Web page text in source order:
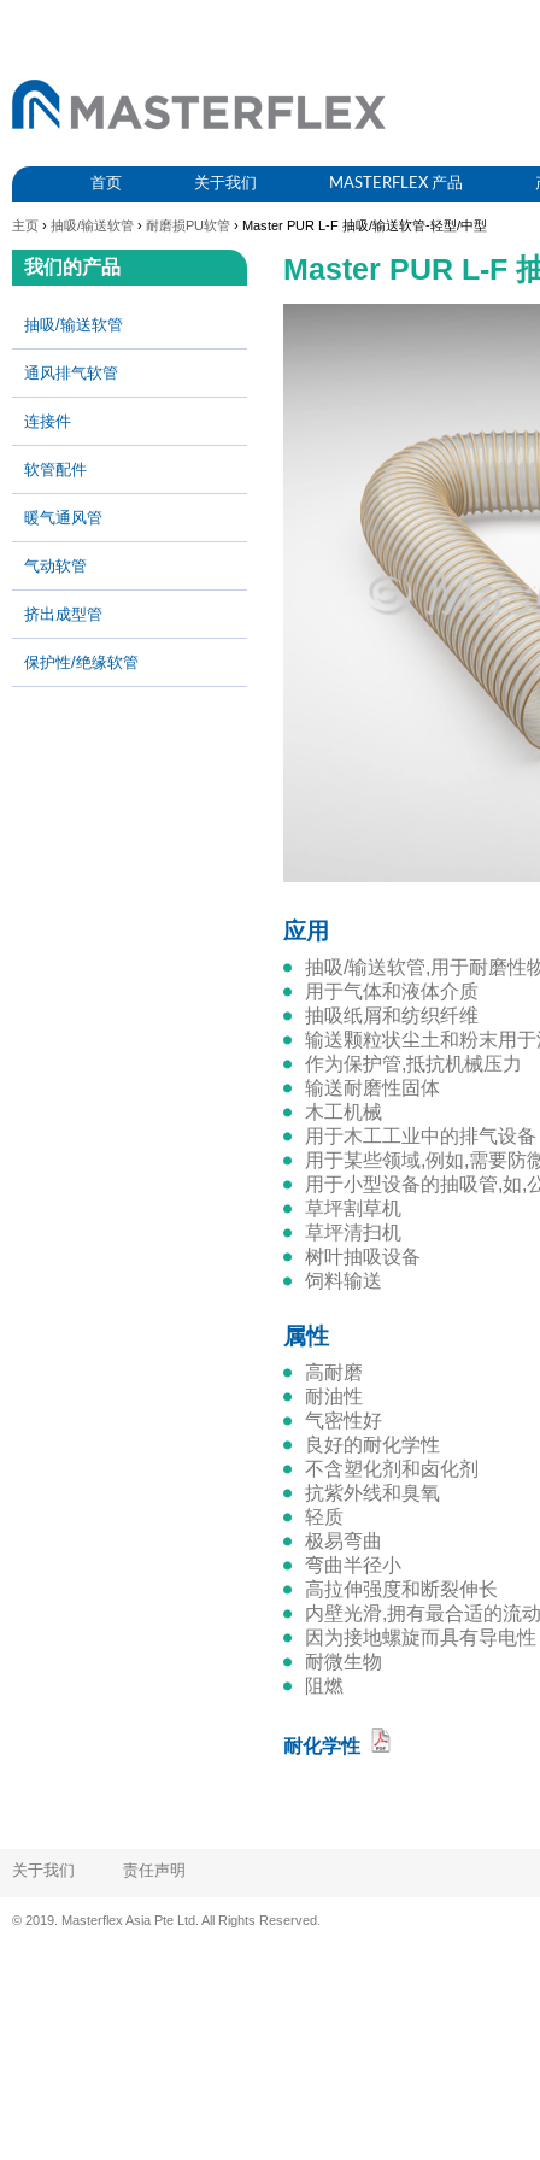
首页 关于我们 MASTERFLEX 产品
主页 › 抽吸/输送软管 › 耐磨损PU软管 › Master PUR L-F 抽吸/输送软管-轻型/中型
Master PUR L-F
应用
抽吸/输送软管,用于耐磨性
用于气体和液体介质
抽吸纸屑和纺织纤维
输送颗粒状尘土和粉末用
作为保护管,抵抗机械压力
输送耐磨性固体
木工机械
用于木工工业中的排气设备
用于某些领域,例如,需要
用于小型设备的抽吸管,如
草坪割草机
草坪清扫机
树叶抽吸设备
饲料输送
属性
高耐磨
耐油性
气密性好
良好的耐化学性
不含塑化剂和卤化剂
抗紫外线和臭氧
轻质
极易弯曲
弯曲半径小
高拉伸强度和断裂伸长
内壁光滑,拥有最合适的流
因为接地螺旋而具有导电性
耐微生物
阻燃
耐化学性
我们的产品
抽吸/输送软管
通风排气软管
连接件
软管配件
暖气通风管
气动软管
挤出成型管
保护性/绝缘软管
关于我们 责任声明
© 2019. Masterflex Asia Pte Ltd. All Rights Reserved.